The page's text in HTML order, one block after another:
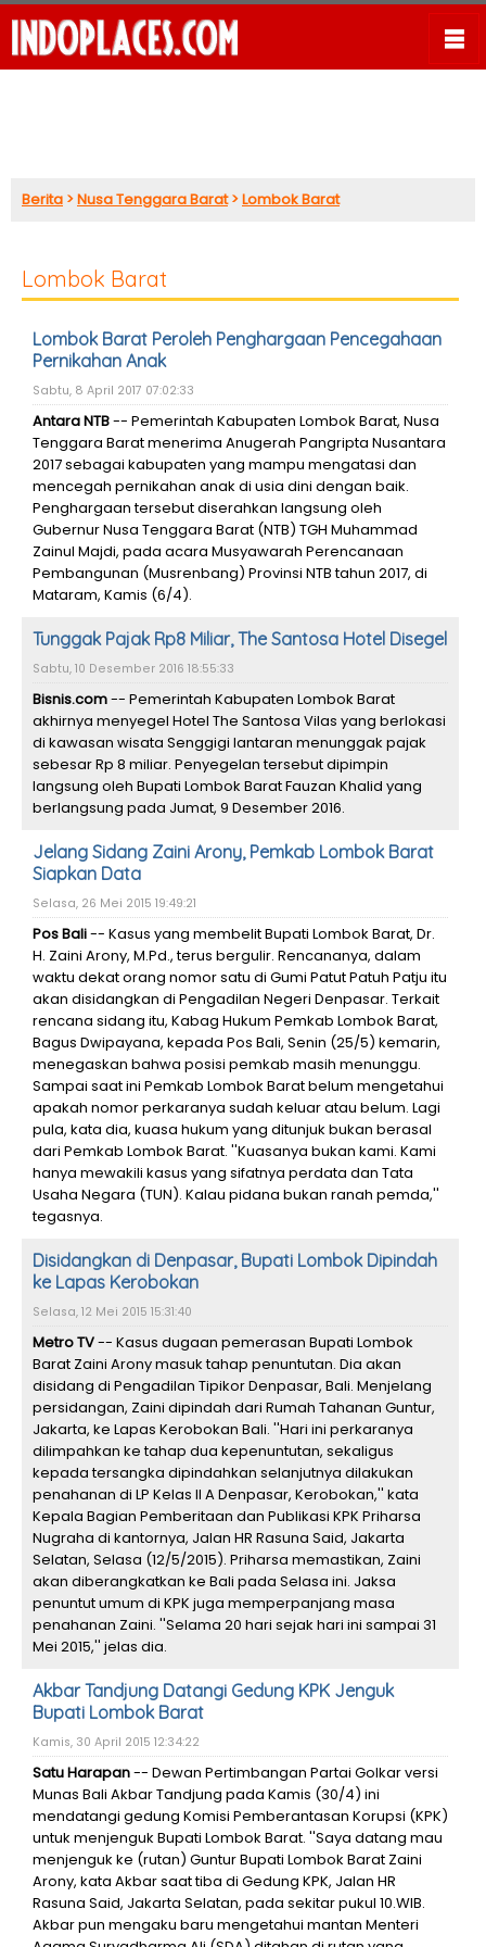
Berita >Nusa Tenggara Barat>Lombok Barat
Lombok Barat
Lombok Barat Peroleh Penghargaan Pencegahaan
Pernikahan Anak
Sabtu, 8 April 2017 07:02:33
Antara NTB-- Pemerintah Kabupaten Lombok Barat, Nusa
Tenggara Barat menerima Anugerah Pangripta Nusantara
2017 sebagai kabupaten yang mampu mengatasi dan
mencegah pernikahan anak di usia dini dengan baik.
Penghargaan tersebut diserahkan langsung oleh
Gubernur Nusa Tenggara Barat (NTB) TGH Muhammad
Zainul Majdi, pada acara Musyawarah Perencanaan
Pembangunan (Musrenbang) Provinsi NTB tahun 2017, di
Mataram, Kamis (6/4).
Tunggak Pajak Rp8 Miliar, The Santosa Hotel Disegel
Sabtu, 10 Desember 2016 18:55:33
Bisnis.com-- Pemerintah Kabupaten Lombok Barat
akhirnya menyegel Hotel The Santosa Vilas yang berlokasi
di kawasan wisata Senggigi lantaran menunggak pajak
sebesar Rp 8 miliar. Penyegelan tersebut dipimpin
langsung oleh Bupati Lombok Barat Fauzan Khalid yang
berlangsung pada Jumat, 9 Desember 2016.
Jelang Sidang Zaini Arony, Pemkab Lombok Barat
Siapkan Data
Selasa, 26 Mei 2015 19:49:21
Pos Bali-- Kasus yang membelit Bupati Lombok Barat, Dr.
H. Zaini Arony, M.Pd., terus bergulir. Rencananya, dalam
waktu dekat orang nomor satu di Gumi Patut Patuh Patju itu
akan disidangkan di Pengadilan Negeri Denpasar. Terkait
rencana sidang itu, Kabag Hukum Pemkab Lombok Barat,
Bagus Dwipayana, kepada Pos Bali, Senin (25/5) kemarin,
menegaskan bahwa posisi pemkab masih menunggu.
Sampai saat ini Pemkab Lombok Barat belum mengetahui
apakah nomor perkaranya sudah keluar atau belum. Lagi
pula, kata dia, kuasa hukum yang ditunjuk bukan berasal
dari Pemkab Lombok Barat. ''Kuasanya bukan kami. Kami
hanya mewakili kasus yang sifatnya perdata dan Tata
Usaha Negara (TUN). Kalau pidana bukan ranah pemda,''
tegasnya.
Disidangkan di Denpasar, Bupati Lombok Dipindah
ke Lapas Kerobokan
Selasa, 12 Mei 2015 15:31:40
Metro TV-- Kasus dugaan pemerasan Bupati Lombok
Barat Zaini Arony masuk tahap penuntutan. Dia akan
disidang di Pengadilan Tipikor Denpasar, Bali. Menjelang
persidangan, Zaini dipindah dari Rumah Tahanan Guntur,
Jakarta, ke Lapas Kerobokan Bali. ''Hari ini perkaranya
dilimpahkan ke tahap dua kepenuntutan, sekaligus
kepada tersangka dipindahkan selanjutnya dilakukan
penahanan di LP Kelas II A Denpasar, Kerobokan,'' kata
Kepala Bagian Pemberitaan dan Publikasi KPK Priharsa
Nugraha di kantornya, Jalan HR Rasuna Said, Jakarta
Selatan, Selasa (12/5/2015). Priharsa memastikan, Zaini
akan diberangkatkan ke Bali pada Selasa ini. Jaksa
penuntut umum di KPK juga memperpanjang masa
penahanan Zaini. ''Selama 20 hari sejak hari ini sampai 31
Mei 2015,'' jelas dia.
Akbar Tandjung Datangi Gedung KPK Jenguk
Bupati Lombok Barat
Kamis, 30 April 2015 12:34:22
Satu Harapan-- Dewan Pertimbangan Partai Golkar versi
Munas Bali Akbar Tandjung pada Kamis (30/4) ini
mendatangi gedung Komisi Pemberantasan Korupsi (KPK)
untuk menjenguk Bupati Lombok Barat. ''Saya datang mau
menjenguk ke (rutan) Guntur Bupati Lombok Barat Zaini
Arony, kata Akbar saat tiba di Gedung KPK, Jalan HR
Rasuna Said, Jakarta Selatan, pada sekitar pukul 10.WIB.
Akbar pun mengaku baru mengetahui mantan Menteri